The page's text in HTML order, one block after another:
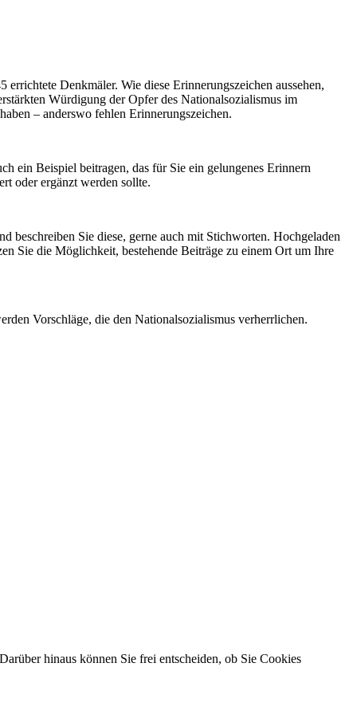
Denkmäler. Wie diese Erinnerungszeichen aussehen,
Würdigung der Opfer des Nationalsozialismus im
– anderswo fehlen Erinnerungszeichen.
ein Beispiel beitragen, das für Sie ein gelungenes Erinnern
oder ergänzt werden sollte.
beschreiben Sie diese, gerne auch mit Stichworten. Hochgeladen
Sie die Möglichkeit, bestehende Beiträge zu einem Ort um Ihre
Vorschläge, die den Nationalsozialismus verherrlichen.
hinaus können Sie frei entscheiden, ob Sie Cookies